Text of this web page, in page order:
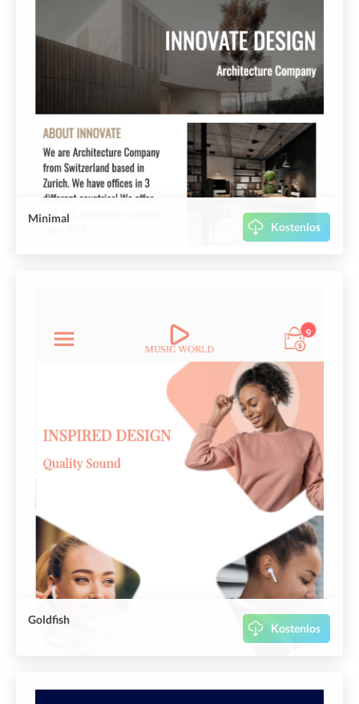
Minimal
Kostenlos
Goldfish
Kostenlos